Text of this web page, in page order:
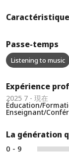
Passe-temps
Listening to music
Expérience
2025 7 - 現在
Éducation/
Enseignant/
La génération
0 - 9